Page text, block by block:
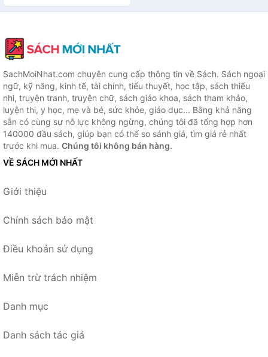
SachMoiNhat.com chuyên cung cấp thông tin về Sách. Sách ngoại
ngữ, kỹ năng, kinh tế, tài chính, tiểu thuyết, học tập, sách thiếu
nhi, truyện tranh, truyện chữ, sách giáo khoa, sách tham khảo,
luyện thi, y học, mẹ và bé, sức khỏe, giáo dục... Bằng khả năng
sẵn có cùng sự nỗ lực không ngừng, chúng tôi đã tổng hợp hơn
140000 đầu sách, giúp bạn có thể so sánh giá, tìm giá rẻ nhất
trước khi mua. Chúng tôi không bán hàng.
VỀ SÁCH MỚI NHẤT
Giới thiệu
Chính sách bảo mật
Điều khoản sử dụng
Miễn trừ trách nhiệm
Danh mục
Danh sách tác giả